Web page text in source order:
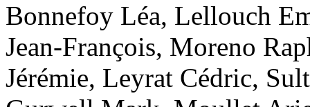
Bonnefoy Léa, Lellouch
Jean-François, Moreno
Jérémie, Leyrat Cédric,